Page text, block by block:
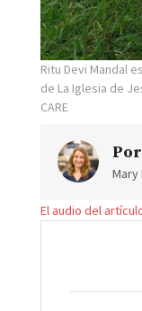
Ritu Devi Mandal
de La Iglesia de
CARE
Por
Mary
El audio del